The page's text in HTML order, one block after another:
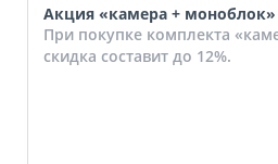
Акция «камера + моноблок»
При покупке комплекта
скидка составит до 12%.